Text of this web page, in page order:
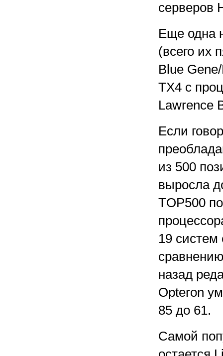
серверов
Еще одна
(всего их
Blue
TX4 с
Lawrence
Если
из 500
выросла
TOP500
19
назад
Opteron
85 до 61.
Самой